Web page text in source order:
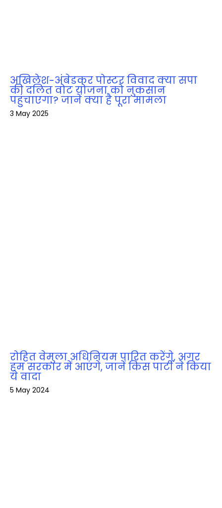
अखिलेश-अंबेडकर पोस्टर विवाद क्या सपा
की दलित वोट योजना को नुकसान
पहुंचाएगा? जानें क्या है पूरा मामला
3 May 2025
रोहित वेमुला अधिनियम पारित करेंगे, अगर
हम सरकार में आएंगे, जानें किस पार्टी ने किया
ये वादा
5 May 2024